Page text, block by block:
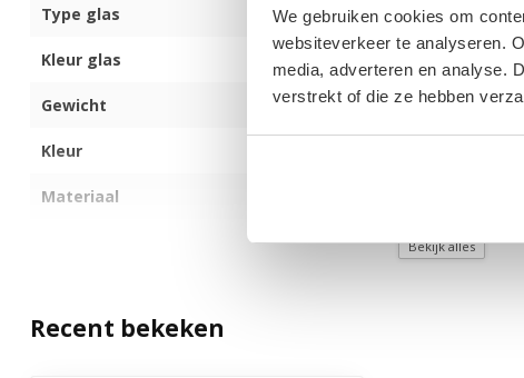
We gebruiken cookies om
websiteverkeer te analyseren.
media, adverteren en analyse.
verstrekt of die ze hebben
Type glas 8mm dik
Kleur glas
Gewicht 50 kg
Kleur
Materiaal
Kan links of
Met stabilisatiestang
Bekijk alles
Recent bekeken